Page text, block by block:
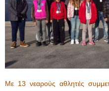
Με 13 νεαρούς αθλητές